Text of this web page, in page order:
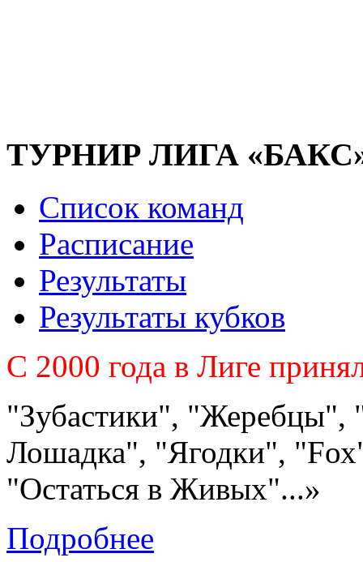
ТУРНИР ЛИГА
Список команд
Расписание
Результаты
Результаты кубков
C 2000 года в Лиге
"Зубастики", "Жеребцы",
Лошадка", "Ягодки",
"Остаться в Живых"...»
Подробнее